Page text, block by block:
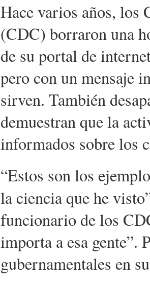
Hace varios años, los
(CDC) borraron una
de su portal de
pero con un mensaje
sirven. También
demuestran que la
informados sobre los
“Estos son los
la ciencia que he
funcionario de los
importa a esa gente”.
gubernamentales en